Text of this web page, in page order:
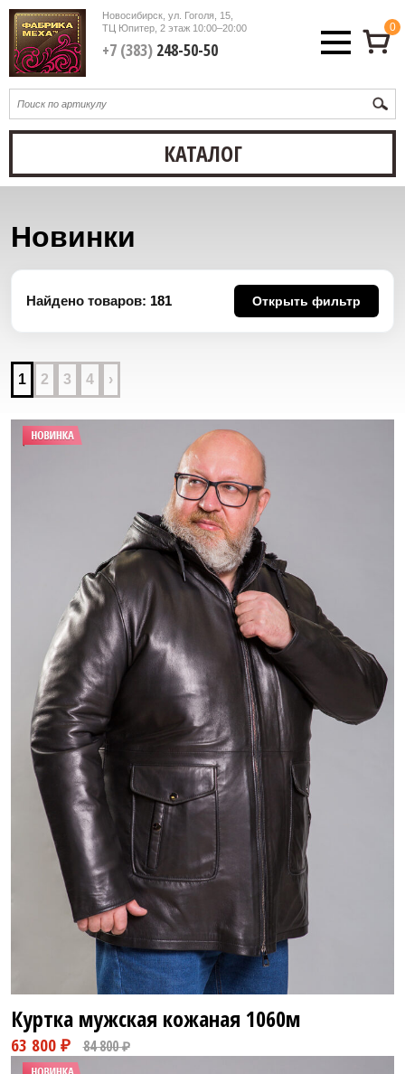
Новосибирск, ул. Гоголя, 15,
ТЦ Юпитер, 2 этаж10:00–20:00
+7 (383)248-50-50
0
КАТАЛОГ
Новинки
Найдено товаров: 181 Открыть фильтр
1 2 3 4 ›
Куртка мужская кожаная 1060м